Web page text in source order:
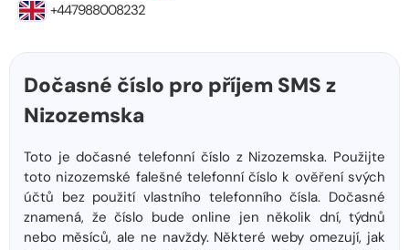
+447988008232
Dočasné číslo pro příjem SMS z
Nizozemska
Toto je dočasné telefonní číslo z Nizozemska. Použijte
toto nizozemské falešné telefonní číslo k ověření svých
účtů bez použití vlastního telefonního čísla. Dočasné
znamená, že číslo bude online jen několik dní, týdnů
nebo měsíců, ale ne navždy. Některé weby omezují, jak